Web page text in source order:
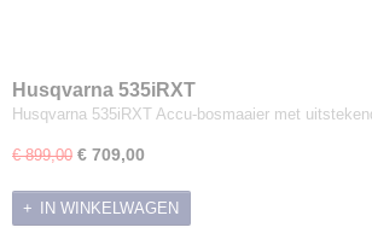
Husqvarna 535iRXT
Husqvarna 535iRXT Accu-bosmaaier met
€ 899,00 € 709,00
IN WINKELWAGEN